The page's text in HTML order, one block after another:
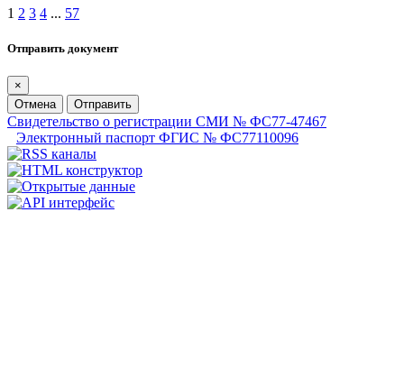
1 2 3 4 ... 57
Отправить документ
×
Отмена
Отправить
Свидетельство о регистрации СМИ № ФС77-47467
Электронный паспорт ФГИС № ФС77110096